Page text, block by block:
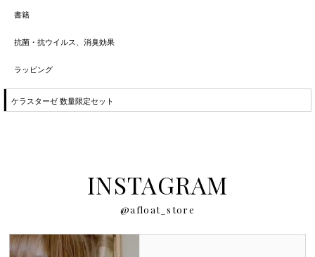
書籍
抗菌・抗ウイルス、消臭効果
ラッピング
ケラスターゼ 数量限定セット
INSTAGRAM
@afloat_store